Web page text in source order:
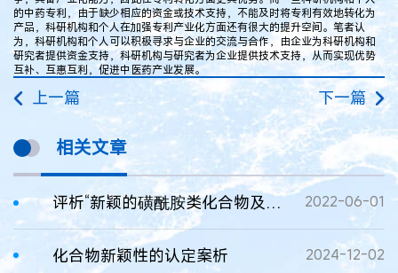
的中药专利，由于缺少相应的资金或技术支持，不能及时将专利有效地转化为
产品，科研机构和个人在加强专利产业化方面还有很大的提升空间。笔者认
为，科研机构和个人可以积极寻求与企业的交流与合作，由企业为科研机构和
研究者提供资金支持，科研机构与研究者为企业提供技术支持，从而实现优势
互补、互惠互利，促进中医药产业发展。
上一篇 下一篇
相关文章
评析“新颖的磺酰胺类化合物及其作为内皮素受体拮抗剂的应用”发明专利权无效案 2022-06-01
化合物新颖性的认定案析 2024-12-02